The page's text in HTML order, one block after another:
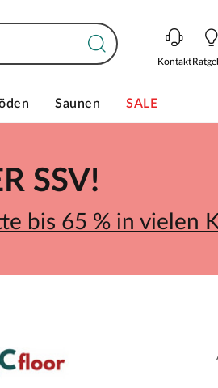
Kontakt
Saunen SALE
SSV!
bis 65 % in vielen